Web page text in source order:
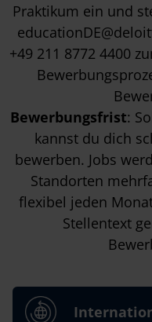
Praktikum ein und
+49 211 8772 4400
Bewerbungsfrist:
kannst du dich
bewerben. Jobs
Standorten
flexibel jeden
Stellentext